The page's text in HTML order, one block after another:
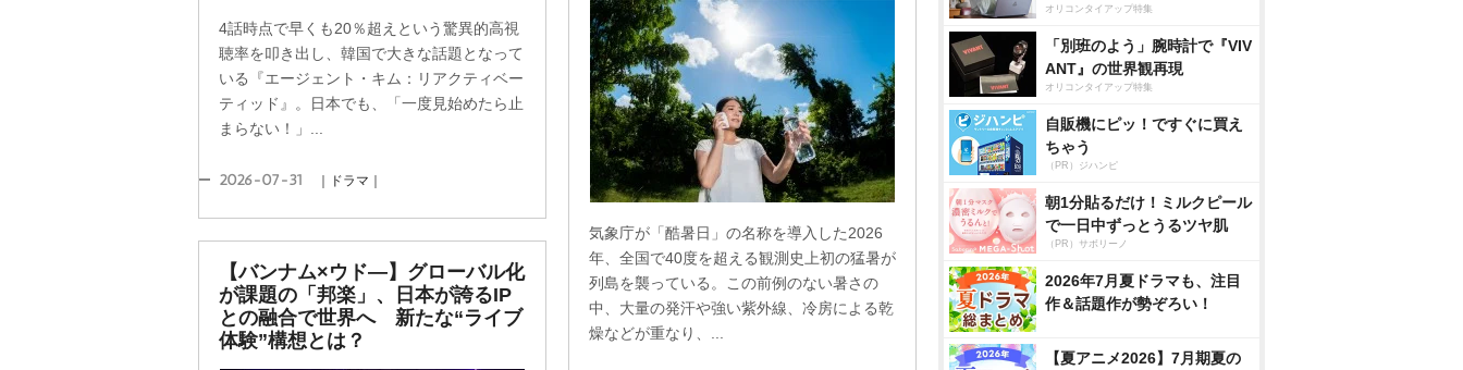
4話時点で早くも20％超えという驚異的高視
聴率を叩き出し、韓国で大きな話題となって
いる『エージェント・キム：リアクティベー
ティッド』。日本でも、「一度見始めたら止
まらない！」...
2026-07-31 ｜ドラマ｜
気象庁が「酷暑日」の名称を導入した2026
年、全国で40度を超える観測史上初の猛暑が
列島を襲っている。この前例のない暑さの
中、大量の発汗や強い紫外線、冷房による乾
燥などが重なり、...
【バンナム×ウド―】グローバル化
が課題の「邦楽」、日本が誇るIP
との融合で世界へ 新たな“ライブ
体験”構想とは？
オリコンタイアップ特集
「別班のよう」腕時計で『VIV
ANT』の世界観再現
オリコンタイアップ特集
自販機にピッ！ですぐに買え
ちゃう
（PR）ジハンピ
朝1分貼るだけ！ミルクピール
で一日中ずっとうるツヤ肌
（PR）サボリーノ
2026年7月夏ドラマも、注目
作＆話題作が勢ぞろい！
【夏アニメ2026】7月期夏の